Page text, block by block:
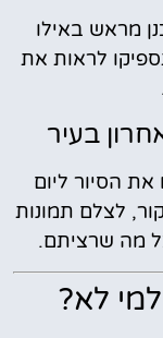
מראש באילו
לראות את
ימים, שמרו את הסיור ליום
לצלם תמונות
מה שרציתם.
לא?